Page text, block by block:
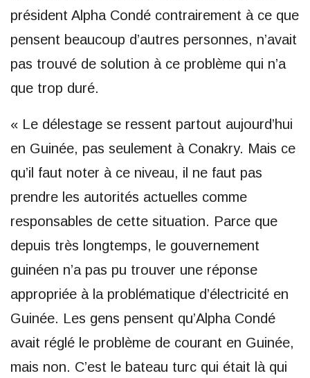
président Alpha Condé contrairement à ce que
pensent beaucoup d’autres personnes, n’avait
pas trouvé de solution à ce problème qui n’a
que trop duré.
« Le délestage se ressent partout aujourd’hui
en Guinée, pas seulement à Conakry. Mais ce
qu’il faut noter à ce niveau, il ne faut pas
prendre les autorités actuelles comme
responsables de cette situation. Parce que
depuis très longtemps, le gouvernement
guinéen n’a pas pu trouver une réponse
appropriée à la problématique d’électricité en
Guinée. Les gens pensent qu’Alpha Condé
avait réglé le problème de courant en Guinée,
mais non. C’est le bateau turc qui était là qui